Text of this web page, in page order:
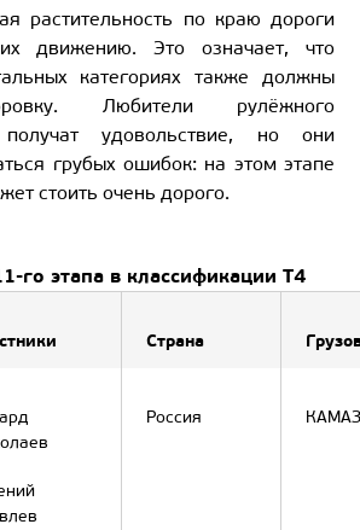
растительность по краю дороги
движению. Это означает, что
категориях также должны
Любители рулёжного
получат удовольствие, но они
грубых ошибок: на этом этапе
стоить очень дорого.
го этапа в классификации Т4
Страна
Россия КАМАЗ